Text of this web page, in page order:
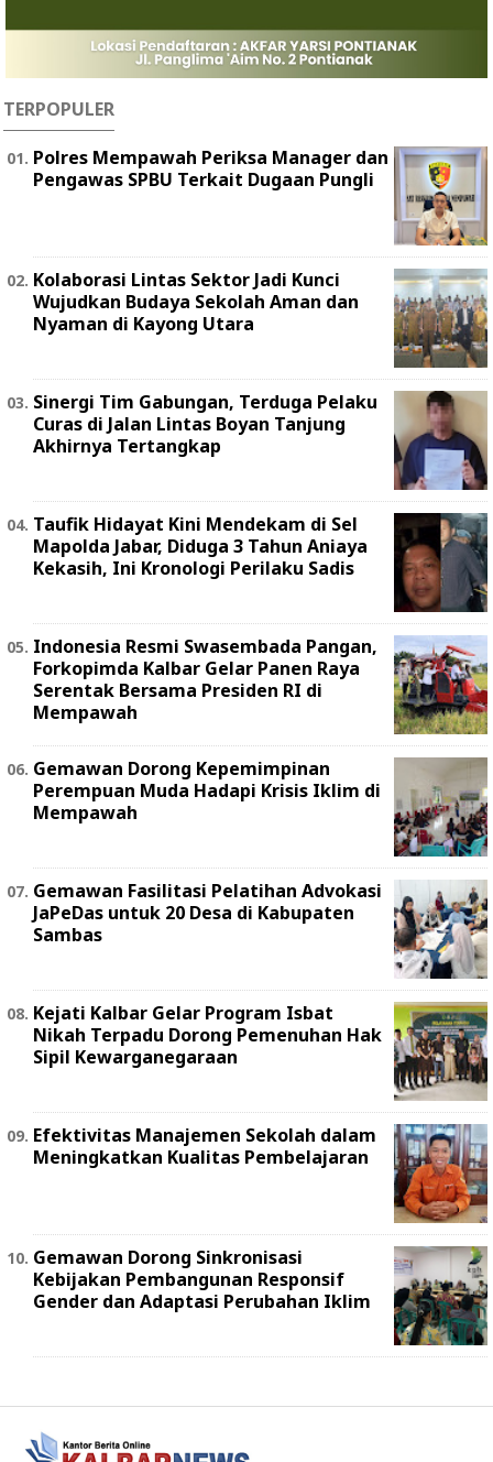
TERPOPULER
Polres Mempawah Periksa Manager dan
Pengawas SPBU Terkait Dugaan Pungli
Kolaborasi Lintas Sektor Jadi Kunci
Wujudkan Budaya Sekolah Aman dan
Nyaman di Kayong Utara
Sinergi Tim Gabungan, Terduga Pelaku
Curas di Jalan Lintas Boyan Tanjung
Akhirnya Tertangkap
Taufik Hidayat Kini Mendekam di Sel
Mapolda Jabar, Diduga 3 Tahun Aniaya
Kekasih, Ini Kronologi Perilaku Sadis
Indonesia Resmi Swasembada Pangan,
Forkopimda Kalbar Gelar Panen Raya
Serentak Bersama Presiden RI di
Mempawah
Gemawan Dorong Kepemimpinan
Perempuan Muda Hadapi Krisis Iklim di
Mempawah
Gemawan Fasilitasi Pelatihan Advokasi
JaPeDas untuk 20 Desa di Kabupaten
Sambas
Kejati Kalbar Gelar Program Isbat
Nikah Terpadu Dorong Pemenuhan Hak
Sipil Kewarganegaraan
Efektivitas Manajemen Sekolah dalam
Meningkatkan Kualitas Pembelajaran
Gemawan Dorong Sinkronisasi
Kebijakan Pembangunan Responsif
Gender dan Adaptasi Perubahan Iklim